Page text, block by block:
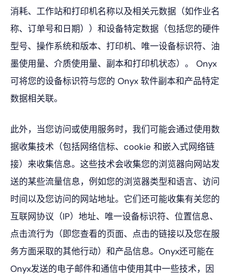
消耗、工作站和打印机名称以及相关元数据（如作业名
称、订单号和日期））和设备特定数据（包括您的硬件
型号、操作系统和版本、打印机、唯一设备标识符、油
墨使用量、介质使用量、副本和打印机状态）。 Onyx
可将您的设备标识符与您的 Onyx 软件副本和产品特定
数据相关联。
此外，当您访问或使用服务时，我们可能会通过使用数
据收集技术（包括网络信标、cookie 和嵌入式网络链
接）来收集信息。这些技术会收集您的浏览器向网站发
送的某些流量信息，例如您的浏览器类型和语言、访问
时间以及您访问的网站地址。它们还可能收集有关您的
互联网协议（IP）地址、唯一设备标识符、位置信息、
点击流行为（即您查看的页面、点击的链接以及您在服
务方面采取的其他行动）和产品信息。Onyx还可能在
Onyx发送的电子邮件和通信中使用其中一些技术，因